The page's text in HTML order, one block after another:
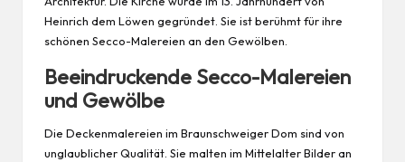
Heinrich dem Löwen gegründet. Sie ist berühmt für ihre
schönen Secco-Malereien an den Gewölben.
Beeindruckende Secco-Malereien
und Gewölbe
Die Deckenmalereien im Braunschweiger Dom sind von
unglaublicher Qualität. Sie malten im Mittelalter Bilder an